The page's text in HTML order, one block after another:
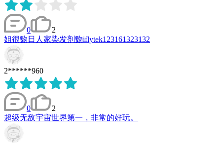
0
2
姐很覅日人家染发剂覅iflytek123161323132
2******960
0
2
超级无敌宇宙世界第一，非常的好玩。